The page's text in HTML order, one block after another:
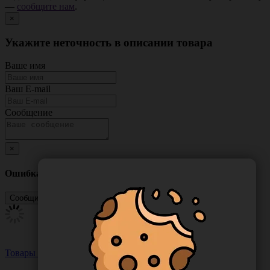
— сообщите нам.
×
Укажите неточность в описании товара
Ваше имя
Ваш E-mail
Сообщение
×
Ошибка
Товары из этой категории
Посмотреть все